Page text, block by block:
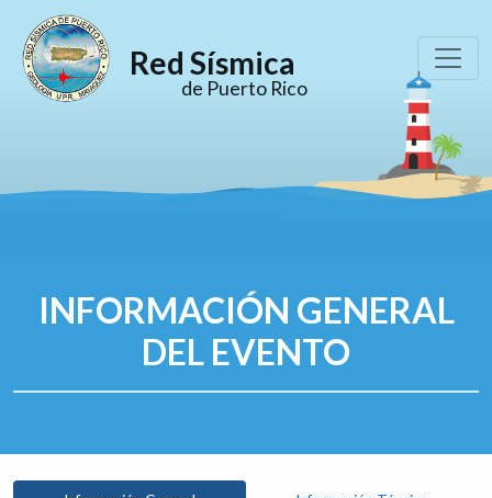
Red Sísmica
de Puerto Rico
INFORMACIÓN GENERAL
DEL EVENTO